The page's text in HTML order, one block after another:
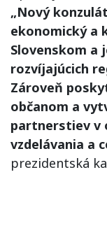
„Nový
ekonomický a
Slovenskom a
rozvíjajúcich
Zároveň
občanom a
partnerstiev v
vzdelávania a
prezidentská